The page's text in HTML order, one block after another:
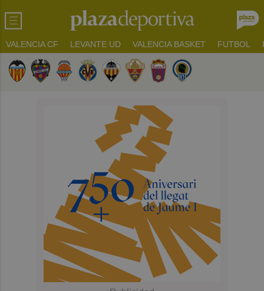
VALENCIA CF LEVANTE UD VALENCIA BASKET FUTBOL